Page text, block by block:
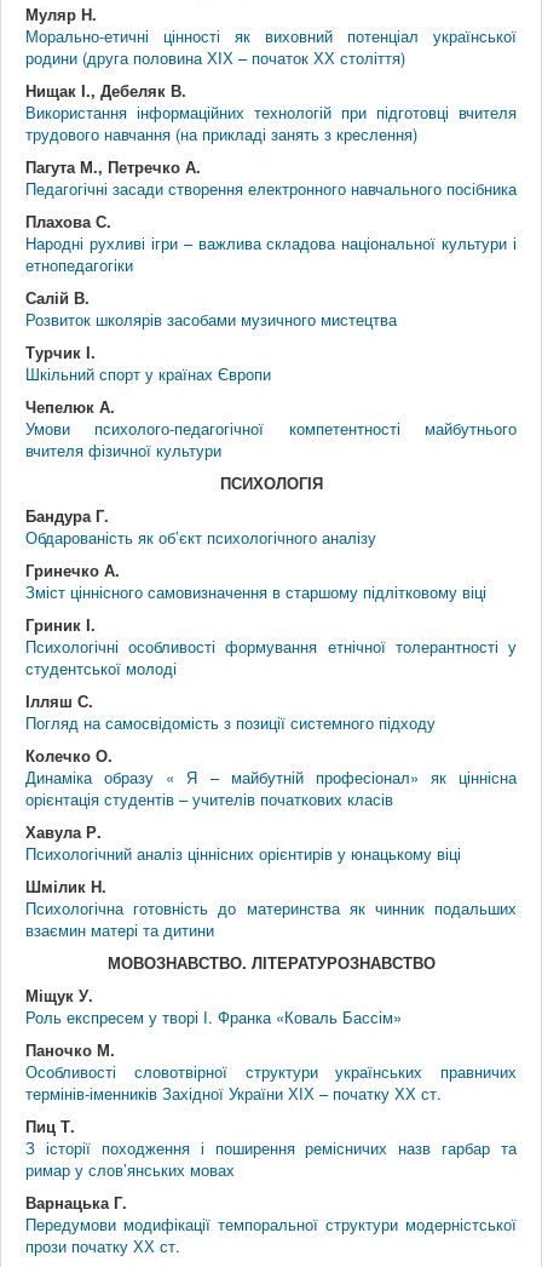
Муляр Н.
Морально-етичні цінності як виховний потенціал української
родини (друга половина ХІХ – початок ХХ століття)
Нищак І., Дебеляк В.
Використання інформаційних технологій при підготовці вчителя
трудового навчання (на прикладі занять з креслення)
Пагута М., Петречко А.
Педагогічні засади створення електронного навчального посібника
Плахова С.
Народні рухливі ігри – важлива складова національної культури і
етнопедагогіки
Салій В.
Розвиток школярів засобами музичного мистецтва
Турчик І.
Шкільний спорт у країнах Європи
Чепелюк А.
Умови психолого-педагогічної компетентності майбутнього
вчителя фізичної культури
ПСИХОЛОГІЯ
Бандура Г.
Обдарованість як об’єкт психологічного аналізу
Гринечко А.
Зміст ціннісного самовизначення в старшому підлітковому віці
Гриник І.
Психологічні особливості формування етнічної толерантності у
студентської молоді
Ілляш С.
Погляд на самосвідомість з позиції системного підходу
Колечко О.
Динаміка образу « Я – майбутній професіонал» як ціннісна
орієнтація студентів – учителів початкових класів
Хавула Р.
Психологічний аналіз ціннісних орієнтирів у юнацькому віці
Шмілик Н.
Психологічна готовність до материнства як чинник подальших
взаємин матері та дитини
МОВОЗНАВСТВО. ЛІТЕРАТУРОЗНАВСТВО
Міщук У.
Роль експресем у творі І. Франка «Коваль Бассім»
Паночко М.
Особливості словотвірної структури українських правничих
термінів-іменників Західної України ХІХ – початку ХХ ст.
Пиц Т.
З історії походження і поширення ремісничих назв гарбар та
римар у слов’янських мовах
Варнацька Г.
Передумови модифікації темпоральної структури модерністської
прози початку ХХ ст.